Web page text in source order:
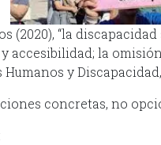
(2020), “la
accesibilidad; la
y Discapacidad,
concretas, no